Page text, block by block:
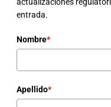
entrada.
Nombre*
Apellido*